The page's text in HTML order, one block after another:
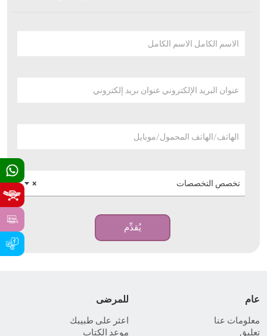
الاسم الكامل الاسم الكامل
عنوان البريد الإلكتروني عنوان بريد إلكتروني
الهاتف/الهاتف المحمول/موبايل
× تخصص التخصصات
يُقدِّم
عام
معلومات عنا
تعليق
للمرضى
اعثر على طبيبك
موعد الكتاب